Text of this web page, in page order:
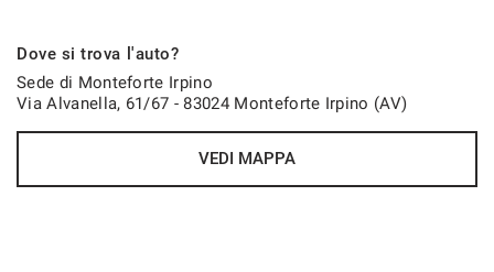
48 Mesi
751€/mese
Dove si trova l'auto?
Sede di Monteforte Irpino
Via Alvanella, 61/67 - 83024 Monteforte Irpino (AV)
VEDI MAPPA